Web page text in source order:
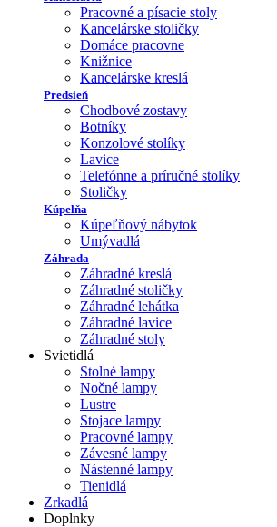
Pracovné a písacie stoly
Kancelárske stoličky
Domáce pracovne
Knižnice
Kancelárske kreslá
Predsieň
Chodbové zostavy
Botníky
Konzolové stolíky
Lavice
Telefónne a príručné stolíky
Stoličky
Kúpelňa
Kúpeľňový nábytok
Umývadlá
Záhrada
Záhradné kreslá
Záhradné stoličky
Záhradné lehátka
Záhradné lavice
Záhradné stoly
Svietidlá
Stolné lampy
Nočné lampy
Lustre
Stojace lampy
Pracovné lampy
Závesné lampy
Nástenné lampy
Tienidlá
Zrkadlá
Doplnky